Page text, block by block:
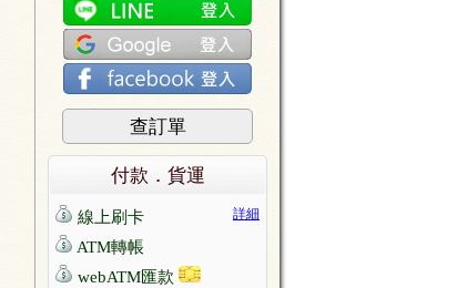
查訂單
付款．貨運
詳細
線上刷卡
ATM轉帳
webATM匯款